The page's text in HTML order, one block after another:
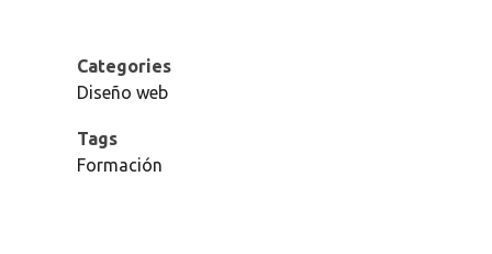
Categories
Diseño web
Tags
Formación